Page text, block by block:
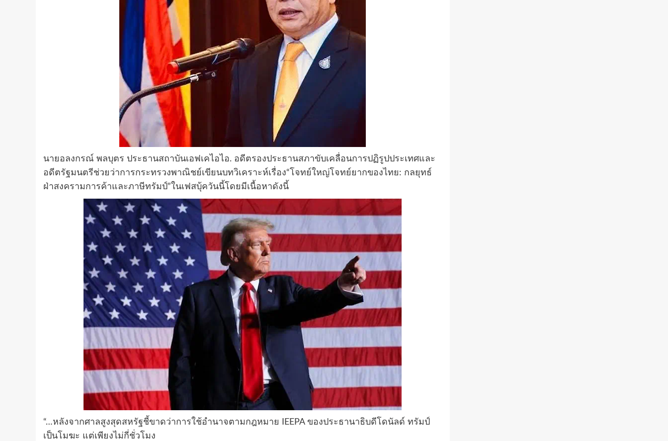
นายอลงกรณ์ พลบุตร ประธานสถาบันเอฟเคไอไอ. อดีตรองประธานสภาขับเคลื่อนการปฏิรูปประเทศและ
อดีตรัฐมนตรีช่วยว่าการกระทรวงพาณิชย์เขียนบทวิเคราะห์เรื่อง“โจทย์ใหญ่โจทย์ยากของไทย: กลยุทธ์
ฝ่าสงครามการค้าและภาษีทรัมป์”ในเฟสบุ้ควันนี้โดยมีเนื้อหาดังนี้
“…หลังจากศาลสูงสุดสหรัฐชี้ขาดว่าการใช้อำนาจตามกฎหมาย IEEPA ของประธานาธิบดีโดนัลด์ ทรัมป์
เป็นโมฆะ แต่เพียงไม่กี่ชั่วโมง